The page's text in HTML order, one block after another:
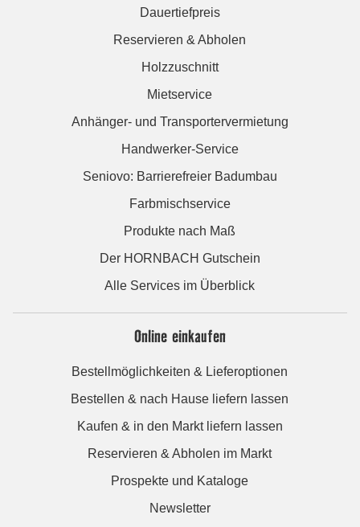
Dauertiefpreis
Reservieren & Abholen
Holzzuschnitt
Mietservice
Anhänger- und Transportervermietung
Handwerker-Service
Seniovo: Barrierefreier Badumbau
Farbmischservice
Produkte nach Maß
Der HORNBACH Gutschein
Alle Services im Überblick
Online einkaufen
Bestellmöglichkeiten & Lieferoptionen
Bestellen & nach Hause liefern lassen
Kaufen & in den Markt liefern lassen
Reservieren & Abholen im Markt
Prospekte und Kataloge
Newsletter